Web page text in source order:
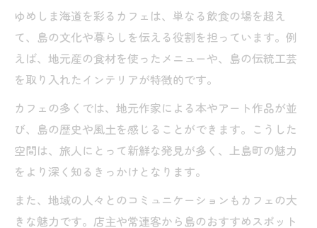
ゆめしま海道を彩るカフェは、単なる飲食の場を超え
て、島の文化や暮らしを伝える役割を担っています。例
えば、地元産の食材を使ったメニューや、島の伝統工芸
を取り入れたインテリアが特徴的です。
カフェの多くでは、地元作家による本やアート作品が並
び、島の歴史や風土を感じることができます。こうした
空間は、旅人にとって新鮮な発見が多く、上島町の魅力
をより深く知るきっかけとなります。
また、地域の人々とのコミュニケーションもカフェの大
きな魅力です。店主や常連客から島のおすすめスポット